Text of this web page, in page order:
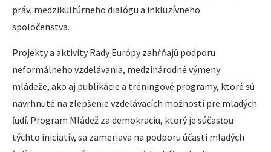
práv, medzikultúrneho dialógu a inkluzívneho
spoločenstva.
Projekty a aktivity Rady Európy zahŕňajú podporu
neformálneho vzdelávania, medzinárodné výmeny
mládeže, ako aj publikácie a tréningové programy, ktoré sú
navrhnuté na zlepšenie vzdelávacích možnosti pre mladých
ľudí. Program Mládež za demokraciu, ktorý je súčasťou
týchto iniciatív, sa zameriava na podporu účasti mladých